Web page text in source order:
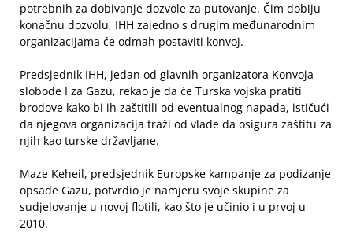
potrebnih za dobivanje dozvole za putovanje. Čim dobiju
konačnu dozvolu, IHH zajedno s drugim međunarodnim
organizacijama će odmah postaviti konvoj.
Predsjednik IHH, jedan od glavnih organizatora Konvoja
slobode I za Gazu, rekao je da će Turska vojska pratiti
brodove kako bi ih zaštitili od eventualnog napada, ističući
da njegova organizacija traži od vlade da osigura zaštitu za
njih kao turske državljane.
Maze Keheil, predsjednik Europske kampanje za podizanje
opsade Gazu, potvrdio je namjeru svoje skupine za
sudjelovanje u novoj flotili, kao što je učinio i u prvoj u
2010.